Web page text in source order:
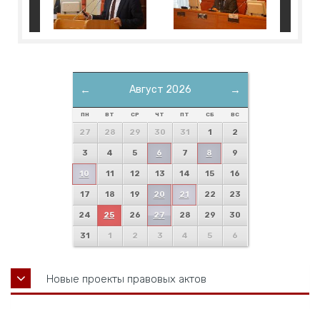
← →
Август 2026
ПН ВТ СР ЧТ ПТ СБ ВС
27 28 29 30 31 1 2
3 4 5 6 7 8 9
10 11 12 13 14 15 16
17 18 19 20 21 22 23
24 25 26 27 28 29 30
31 1 2 3 4 5 6
Новые проекты правовых актов